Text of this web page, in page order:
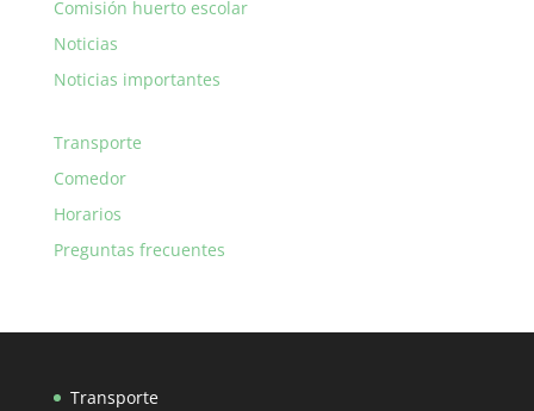
Comisión huerto escolar
Noticias
Noticias importantes
Transporte
Comedor
Horarios
Preguntas frecuentes
Transporte